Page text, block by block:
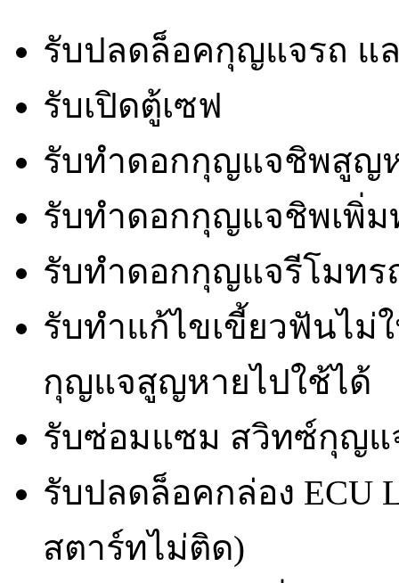
รับปลดล็อคกุญแจรถ แ
รับเปิดตู้เซฟ
รับทำดอกกุญแจชิพสูญ
รับทำดอกกุญแจชิพเพิ่
รับทำดอกกุญแจรีโมทร
รับทำแก้ไขเขี้ยวฟันไม่
กุญแจสูญหายไปใช้ได้
รับซ่อมแซม สวิทซ์กุญแ
รับปลดล็อคกล่อง ECU
สตาร์ทไม่ติด)